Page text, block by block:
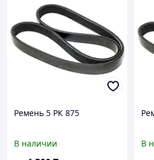
Ремень 5 РК 875
В наличии В